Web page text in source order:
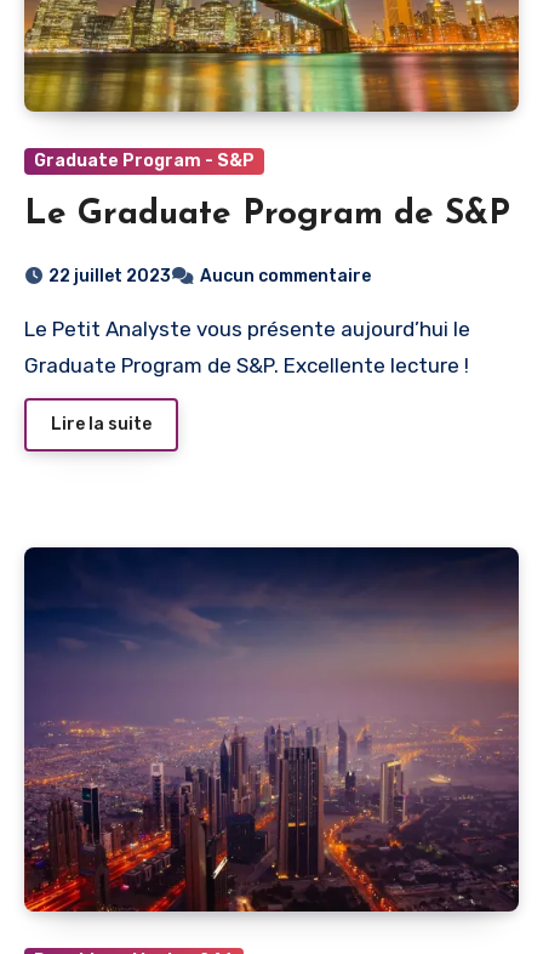
Graduate Program - S&P
Le Graduate Program de S&P
22 juillet 2023 Aucun commentaire
Le Petit Analyste vous présente aujourd’hui le
Graduate Program de S&P. Excellente lecture !
Lire la suite